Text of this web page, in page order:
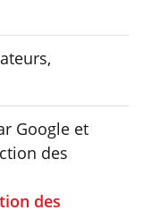
Google et
des
des